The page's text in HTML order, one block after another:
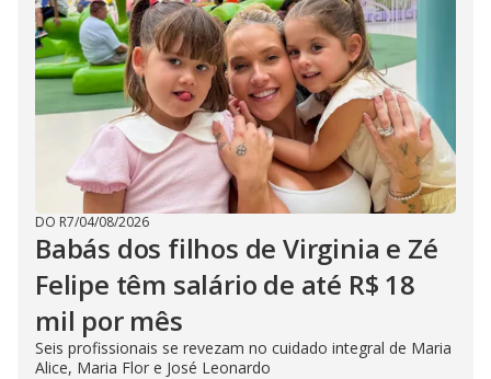
DO R7/04/08/2026
Babás dos filhos de Virginia e Zé
Felipe têm salário de até R$ 18
mil por mês
Seis profissionais se revezam no cuidado integral de Maria
Alice, Maria Flor e José Leonardo